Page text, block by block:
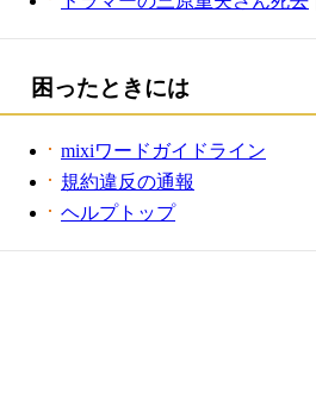
困ったときには
mixiワードガイドライン
規約違反の通報
ヘルプトップ